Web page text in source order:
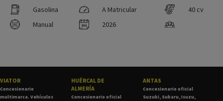
Gasolina A Matricular
40 cv
Manual
2026
VIATOR
Concesionario
multimarca. Vehículos
HUÉRCAL DE
ALMERÍA
Concesionario oficial
ANTAS
Concesionario oficial
Suzuki, Subaru, Isuzu,